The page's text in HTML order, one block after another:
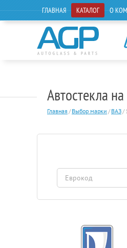
ГЛАВНАЯ КАТАЛОГ О
Автостекла
Главная / Выбор марки / ВАЗ/